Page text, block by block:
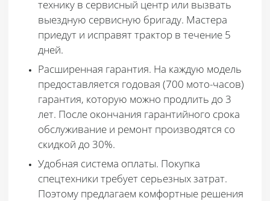
технику в сервисный центр или вызвать
выездную сервисную бригаду. Мастера
приедут и исправят трактор в течение 5
дней.
Расширенная гарантия. На каждую модель
предоставляется годовая (700 мото-часов)
гарантия, которую можно продлить до 3
лет. После окончания гарантийного срока
обслуживание и ремонт производятся со
скидкой до 30%.
Удобная система оплаты. Покупка
спецтехники требует серьезных затрат.
Поэтому предлагаем комфортные решения